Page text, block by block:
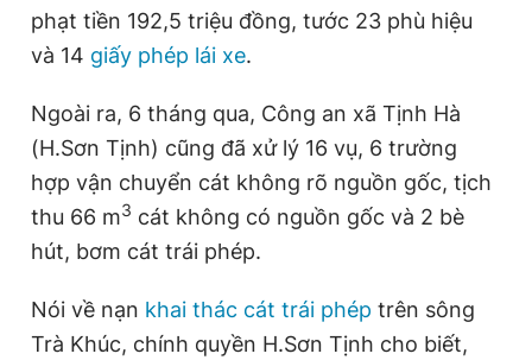
phạt tiền 192,5 triệu đồng, tước 23 phù hiệu
và 14 giấy phép lái xe.
Ngoài ra, 6 tháng qua, Công an xã Tịnh Hà
(H.Sơn Tịnh) cũng đã xử lý 16 vụ, 6 trường
hợp vận chuyển cát không rõ nguồn gốc, tịch
thu 66 m3 cát không có nguồn gốc và 2 bè
hút, bơm cát trái phép.
Nói về nạn khai thác cát trái phép trên sông
Trà Khúc, chính quyền H.Sơn Tịnh cho biết,